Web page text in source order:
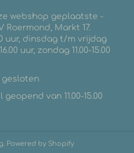
webshop geplaatste -
Markt 17.
uur, dinsdag t/m vrijdag
uur, zondag 11.00-15.00
gesloten
van 11.00-15.00
. Powered by Shopify